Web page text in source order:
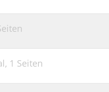
1 Seiten